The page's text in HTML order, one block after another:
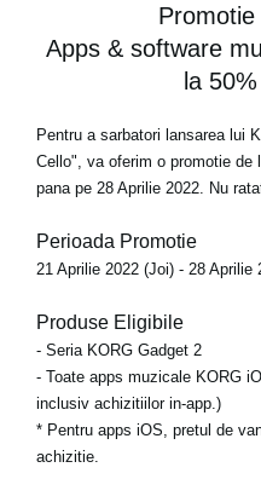
Apps & software
la
Pentru a sarbatori lansarea lui
Cello", va oferim o promotie de
pana pe 28 Aprilie 2022. Nu
Perioada Promotie
21 Aprilie 2022 (Joi) - 28 Aprilie
Produse Eligibile
- Seria KORG Gadget 2
- Toate apps muzicale KORG
inclusiv achizitiilor in-app.)
* Pentru apps iOS, pretul de
achizitie.